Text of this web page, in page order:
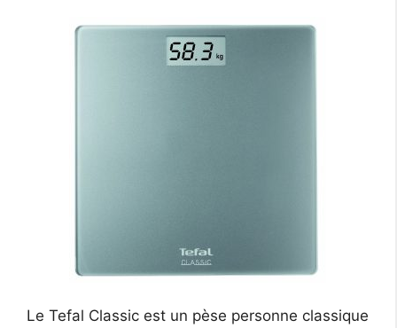
Le Tefal Classic est un pèse personne classique